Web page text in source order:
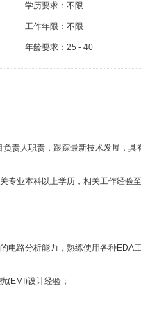
学历要求： 不限
工作年限： 不限
年龄要求： 25 - 40
责人职责，跟踪最新技术发展，具
专业本科以上学历，相关工作经验
电路分析能力，熟练使用各种EDA
(EMI)设计经验；